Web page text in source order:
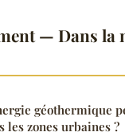
— Dans la
géothermique
les zones urbaines ?